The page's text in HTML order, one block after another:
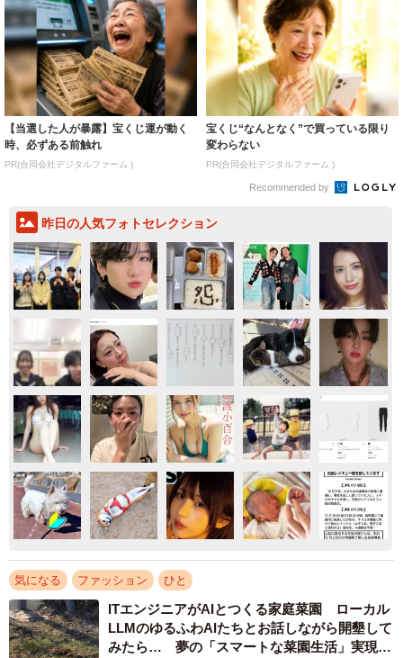
【当選した人が暴露】宝くじ運が動く
時、必ずある前触れ
PR(合同会社デジタルファーム )
宝くじ“なんとなく”で買っている限り
変わらない
PR(合同会社デジタルファーム )
Recommended by
昨日の人気フォトセレクション
気になる ファッション ひと
ITエンジニアがAIとつくる家庭菜園 ローカル
LLMのゆるふわAIたちとお話しながら開墾して
みたら… 夢の「スマートな菜園生活」実現な